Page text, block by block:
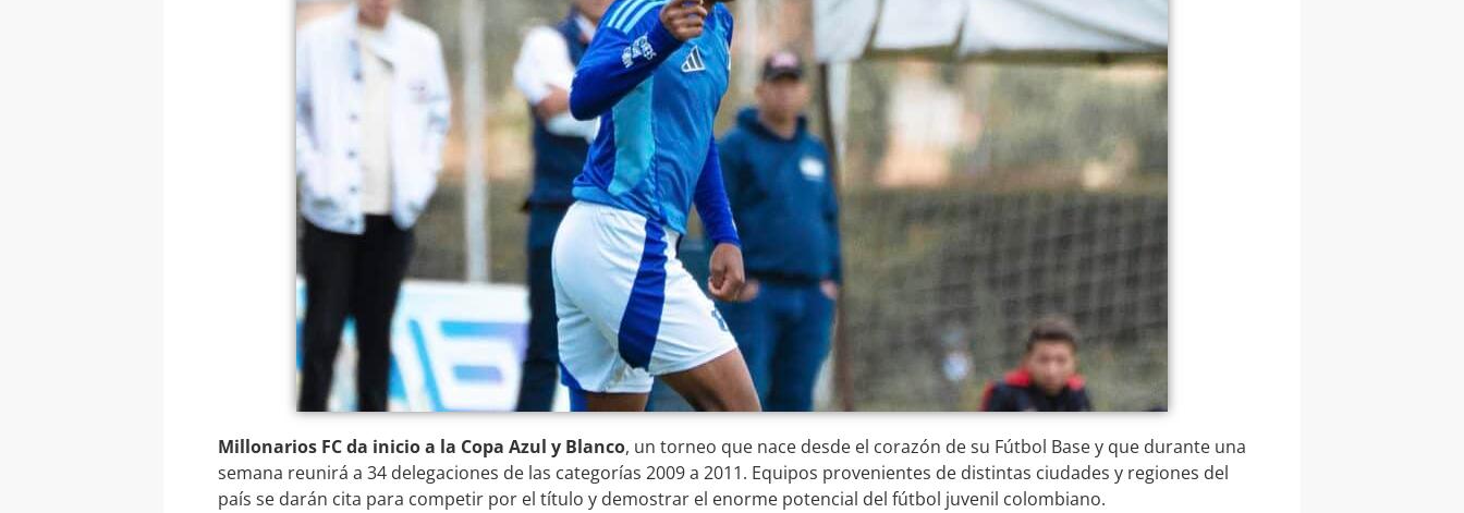
Millonarios FC da inicio a la Copa Azul y Blanco, un torneo que nace desde el corazón de su Fútbol Base y que durante una
semana reunirá a 34 delegaciones de las categorías 2009 a 2011. Equipos provenientes de distintas ciudades y regiones del
país se darán cita para competir por el título y demostrar el enorme potencial del fútbol juvenil colombiano.